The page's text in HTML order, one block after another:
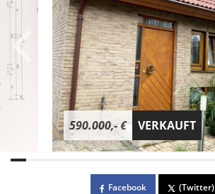
590.000,- € VERKAUFT
Facebook (Twitter)